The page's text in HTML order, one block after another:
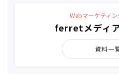
Webマーケティ
ferretメディ
資料一